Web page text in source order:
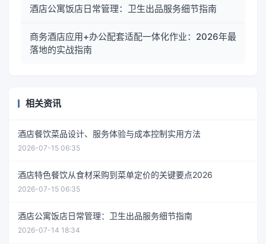
酒店公寓饭店日常管理：卫生出品服务细节指南
商务酒店应用+办公配套适配一体化作业：2026年最
落地的实战指南
相关资讯
酒店餐饮菜品设计、服务体验与成本控制实用方法
2026-07-15 06:35
酒店特色餐饮从食材采购到菜单定价的关键要点2026
2026-07-15 06:35
酒店公寓饭店日常管理：卫生出品服务细节指南
2026-07-14 18:34